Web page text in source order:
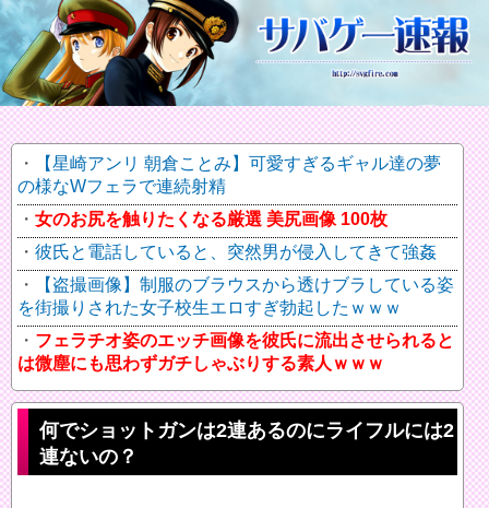
【星崎アンリ 朝倉ことみ】可愛すぎるギャル達の夢
の様なWフェラで連続射精
女のお尻を触りたくなる厳選 美尻画像 100枚
彼氏と電話していると、突然男が侵入してきて強姦
【盗撮画像】制服のブラウスから透けブラしている姿
を街撮りされた女子校生エロすぎ勃起したｗｗｗ
フェラチオ姿のエッチ画像を彼氏に流出させられると
は微塵にも思わずガチしゃぶりする素人ｗｗｗ
何でショットガンは2連あるのにライフルには2
連ないの？